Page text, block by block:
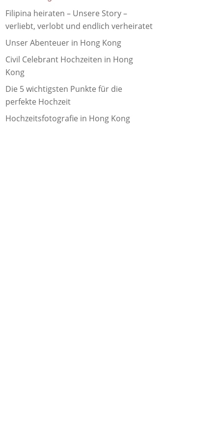
Filipina heiraten – Unsere Story –
verliebt, verlobt und endlich verheiratet
Unser Abenteuer in Hong Kong
Civil Celebrant Hochzeiten in Hong
Kong
Die 5 wichtigsten Punkte für die
perfekte Hochzeit
Hochzeitsfotografie in Hong Kong